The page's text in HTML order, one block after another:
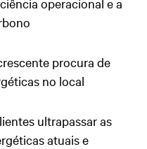
procura de
no local
ultrapassar as
atuais e